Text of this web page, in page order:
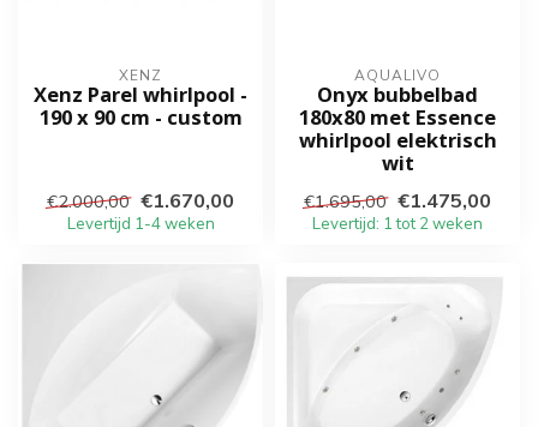
XENZ
Xenz Parel whirlpool -
190 x 90 cm - custom
€2.000,00 €1.670,00
Levertijd 1-4 weken
AQUALIVO
Onyx bubbelbad
180x80 met Essence
whirlpool elektrisch
wit
€1.695,00 €1.475,00
Levertijd: 1 tot 2 weken